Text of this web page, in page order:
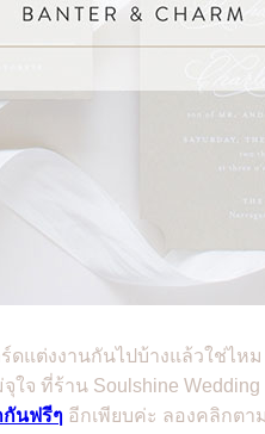
ดแต่งงานกันไปบ้างแล้วใช่ไหม
จ ที่ร้าน Soulshine Wedding
กันฟรีๆ อีกเพียบค่ะ ลองคลิกตา